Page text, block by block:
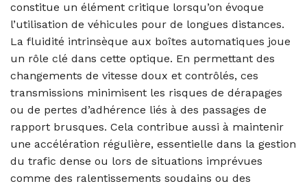
constitue un élément critique lorsqu’on évoque
l’utilisation de véhicules pour de longues distances.
La fluidité intrinsèque aux boîtes automatiques joue
un rôle clé dans cette optique. En permettant des
changements de vitesse doux et contrôlés, ces
transmissions minimisent les risques de dérapages
ou de pertes d’adhérence liés à des passages de
rapport brusques. Cela contribue aussi à maintenir
une accélération régulière, essentielle dans la gestion
du trafic dense ou lors de situations imprévues
comme des ralentissements soudains ou des